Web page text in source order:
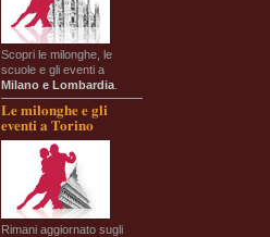
Scopri le milonghe, le
scuole e gli eventi a
Milano e Lombardia
Le milonghe e gli
eventi a Torino
Rimani aggiornato sugli